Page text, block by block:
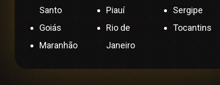
Santo
Goiás
Maranhão
Piauí
Rio de
Janeiro
Sergipe
Tocantins